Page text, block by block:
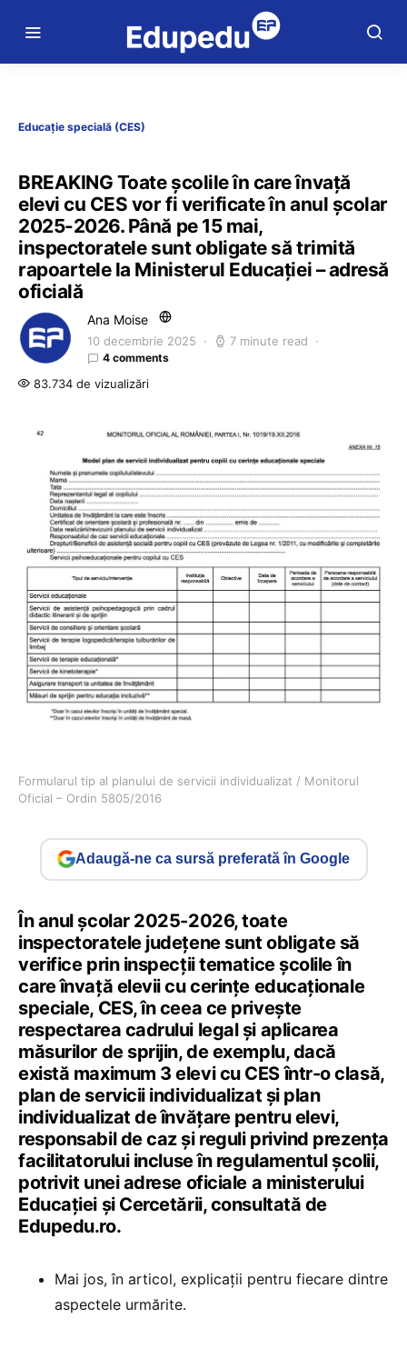
Educație specială (CES)
BREAKING Toate școlile în care învață
elevi cu CES vor fi verificate în anul școlar
2025-2026. Până pe 15 mai,
inspectoratele sunt obligate să trimită
rapoartele la Ministerul Educației – adresă
oficială
Ana Moise
10 decembrie 2025 7 minute read
4 comments
83.734 de vizualizări
Formularul tip al planului de servicii individualizat / Monitorul
Oficial – Ordin 5805/2016
Adaugă-ne ca sursă preferată în Google
În anul școlar 2025-2026, toate
inspectoratele județene sunt obligate să
verifice prin inspecții tematice școlile în
care învață elevii cu cerințe educaționale
speciale, CES, în ceea ce privește
respectarea cadrului legal și aplicarea
măsurilor de sprijin, de exemplu, dacă
există maximum 3 elevi cu CES într-o clasă,
plan de servicii individualizat și plan
individualizat de învățare pentru elevi,
responsabil de caz și reguli privind prezența
facilitatorului incluse în regulamentul școlii,
potrivit unei adrese oficiale a ministerului
Educației și Cercetării, consultată de
Edupedu.ro.
Mai jos, în articol, explicații pentru fiecare dintre
aspectele urmărite.